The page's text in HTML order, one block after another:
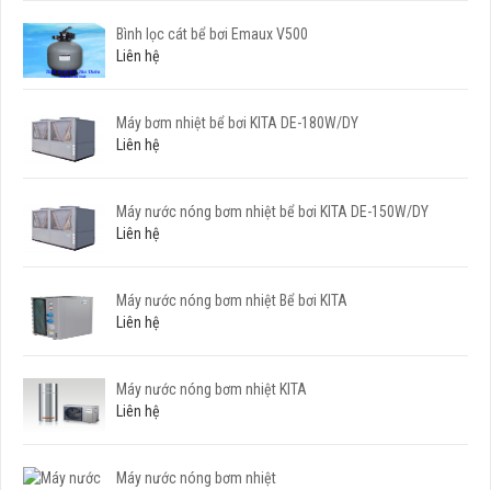
Bình lọc cát bể bơi Emaux V500
Liên hệ
Máy bơm nhiệt bể bơi KITA DE-180W/DY
Liên hệ
Máy nước nóng bơm nhiệt bể bơi KITA DE-150W/DY
Liên hệ
Máy nước nóng bơm nhiệt Bể bơi KITA
Liên hệ
Máy nước nóng bơm nhiệt KITA
Liên hệ
Máy nước nóng bơm nhiệt